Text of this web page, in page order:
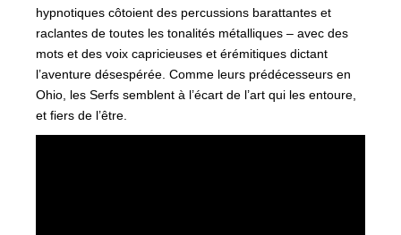
hypnotiques côtoient des percussions barattantes et
raclantes de toutes les tonalités métalliques – avec des
mots et des voix capricieuses et érémitiques dictant
l’aventure désespérée. Comme leurs prédécesseurs en
Ohio, les Serfs semblent à l’écart de l’art qui les entoure,
et fiers de l’être.